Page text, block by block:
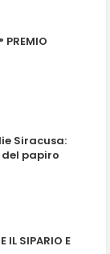
PREMIO
Siracusa:
papiro
IL SIPARIO E